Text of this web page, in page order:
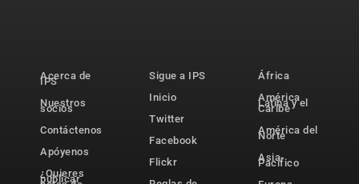
Acerca de
IPS
Nuestros
socios
Contáctenos
Apóyenos
¿Quieres
publicar
Sigue a IPS
Inicio
Twitter
Facebook
Flickr
África
América
Latina y el
Caribe
América del
Norte
Asia-
Pacífico